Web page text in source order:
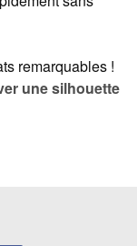
remarquables !
une silhouette